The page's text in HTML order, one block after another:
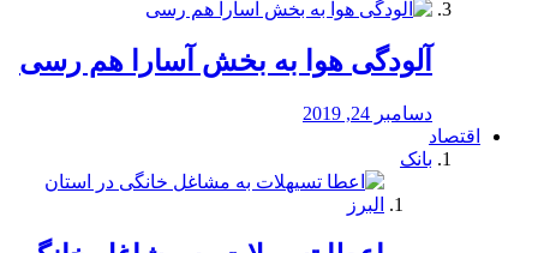
آلودگی هوا به بخش آسارا هم رسی
دسامبر 24, 2019
اقتصاد
بانک